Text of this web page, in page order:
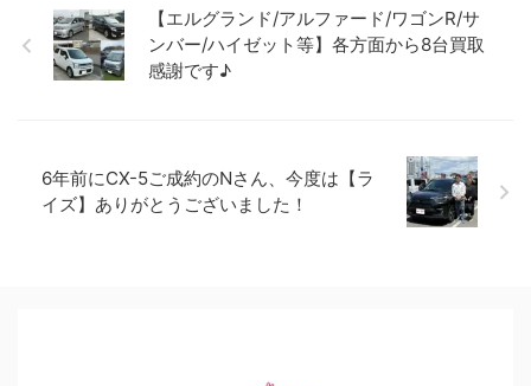
【エルグランド/アルファード/ワゴンR/サ
ンバー/ハイゼット等】各方面から8台買取
感謝です♪
6年前にCX-5ご成約のNさん、今度は【ラ
イズ】ありがとうございました！